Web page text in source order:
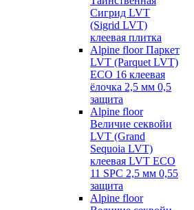
Сигрид LVT
(Sigrid LVT)
клеевая плитка
Alpine floor Паркет
LVT (Parquet LVT)
ECO 16 клеевая
ёлочка 2,5 мм 0,5
защита
Alpine floor
Величие секвойи
LVT (Grand
Sequoia LVT)
клеевая LVT ECO
11 SPC 2,5 мм 0,55
защита
Alpine floor